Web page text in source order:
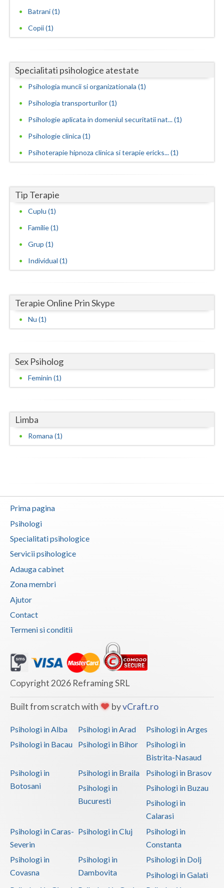
Neamt
Olt
Salaj
Satu-Mare
Teleorman
Tulcea
Valcea
Vaslui
Vrancea
Batrani (1)
Copii (1)
Specialitati psihologice atestate
Psihologia muncii si organizationala (1)
Psihologia transporturilor (1)
Psihologie aplicata in domeniul securitatii nat... (1)
Psihologie clinica (1)
Psihoterapie hipnoza clinica si terapie ericks... (1)
Tip Terapie
Cuplu (1)
Familie (1)
Grup (1)
Individual (1)
Terapie Online Prin Skype
Nu (1)
Sex Psiholog
Feminin (1)
Limba
Romana (1)
Prima pagina
Psihologi
Specialitati psihologice
Servicii psihologice
Adauga cabinet
Zona membri
Ajutor
Contact
Termeni si conditii
Copyright 2026 Reframing SRL
Built from scratch with byvCraft.ro
Psihologi in Alba Psihologi in Arad
Psihologi in Arges
Psihologi in Bacau
Psihologi in Bihor
Psihologi in
Bistrita-Nasaud
Psihologi in
Botosani
Psihologi in Braila
Psihologi in Brasov
Psihologi in
Bucuresti
Psihologi in Buzau
Psihologi in
Calarasi
Psihologi in Caras-
Severin
Psihologi in Cluj
Psihologi in
Constanta
Psihologi in
Covasna
Psihologi in
Dambovita
Psihologi in Dolj
Psihologi in Galati